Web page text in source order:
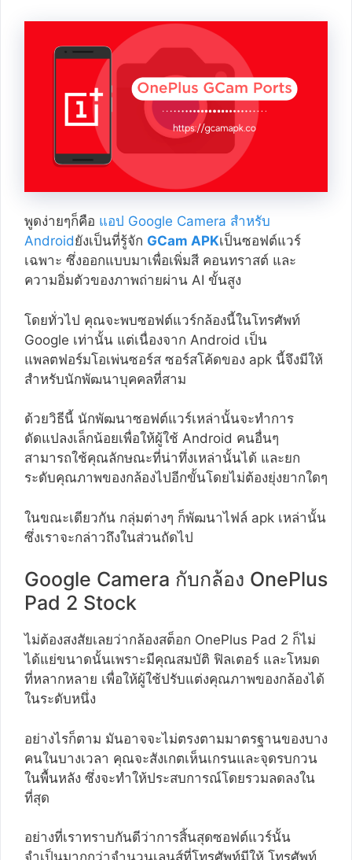
พูดง่ายๆก็คือ แอป Google Camera สำหรับ
Androidยังเป็นที่รู้จัก GCam APKเป็นซอฟต์แวร์
เฉพาะ ซึ่งออกแบบมาเพื่อเพิ่มสี คอนทราสต์ และ
ความอิ่มตัวของภาพถ่ายผ่าน AI ขั้นสูง
โดยทั่วไป คุณจะพบซอฟต์แวร์กล้องนี้ในโทรศัพท์
Google เท่านั้น แต่เนื่องจาก Android เป็น
แพลตฟอร์มโอเพ่นซอร์ส ซอร์สโค้ดของ apk นี้จึงมีให้
สำหรับนักพัฒนาบุคคลที่สาม
ด้วยวิธีนี้ นักพัฒนาซอฟต์แวร์เหล่านั้นจะทำการ
ดัดแปลงเล็กน้อยเพื่อให้ผู้ใช้ Android คนอื่นๆ
สามารถใช้คุณลักษณะที่น่าทึ่งเหล่านั้นได้ และยก
ระดับคุณภาพของกล้องไปอีกขั้นโดยไม่ต้องยุ่งยากใดๆ
ในขณะเดียวกัน กลุ่มต่างๆ ก็พัฒนาไฟล์ apk เหล่านั้น
ซึ่งเราจะกล่าวถึงในส่วนถัดไป
Google Camera กับกล้อง OnePlus
Pad 2 Stock
ไม่ต้องสงสัยเลยว่ากล้องสต็อก OnePlus Pad 2 ก็ไม่
ได้แย่ขนาดนั้นเพราะมีคุณสมบัติ ฟิลเตอร์ และโหมด
ที่หลากหลาย เพื่อให้ผู้ใช้ปรับแต่งคุณภาพของกล้องได้
ในระดับหนึ่ง
อย่างไรก็ตาม มันอาจจะไม่ตรงตามมาตรฐานของบาง
คนในบางเวลา คุณจะสังเกตเห็นเกรนและจุดรบกวน
ในพื้นหลัง ซึ่งจะทำให้ประสบการณ์โดยรวมลดลงใน
ที่สุด
อย่างที่เราทราบกันดีว่าการสิ้นสุดซอฟต์แวร์นั้น